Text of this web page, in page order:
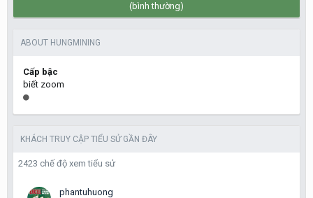
(bình thường)
ABOUT HUNGMINING
Cấp bậc
biết zoom
KHÁCH TRUY CẬP TIỂU SỬ GẦN ĐÂY
2423 chế độ xem tiểu sử
phantuhuong